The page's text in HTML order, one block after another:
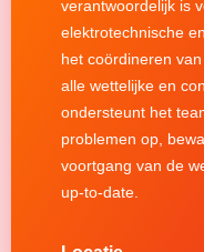
verantwoordelijk is
elektrotechnische
het coördineren
alle wettelijke en
ondersteunt het
problemen op,
voortgang van de
up-to-date.